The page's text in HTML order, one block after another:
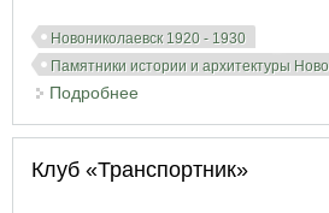
Новониколаевск 1920 - 1930
Памятники истории и архитектуры
Подробнее
Клуб «Транспортник»